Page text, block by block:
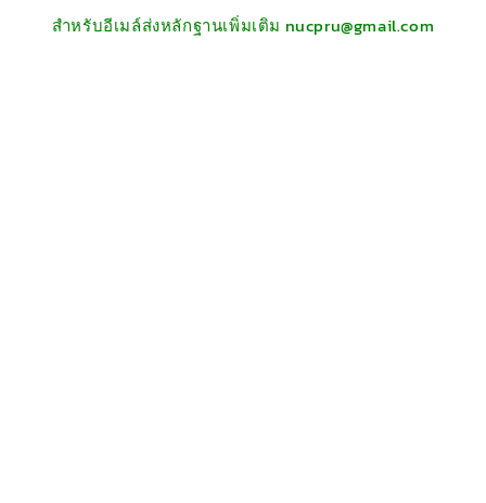
สำหรับอีเมล์ส่งหลักฐานเพิ่มเติม nucpru@gmail.com